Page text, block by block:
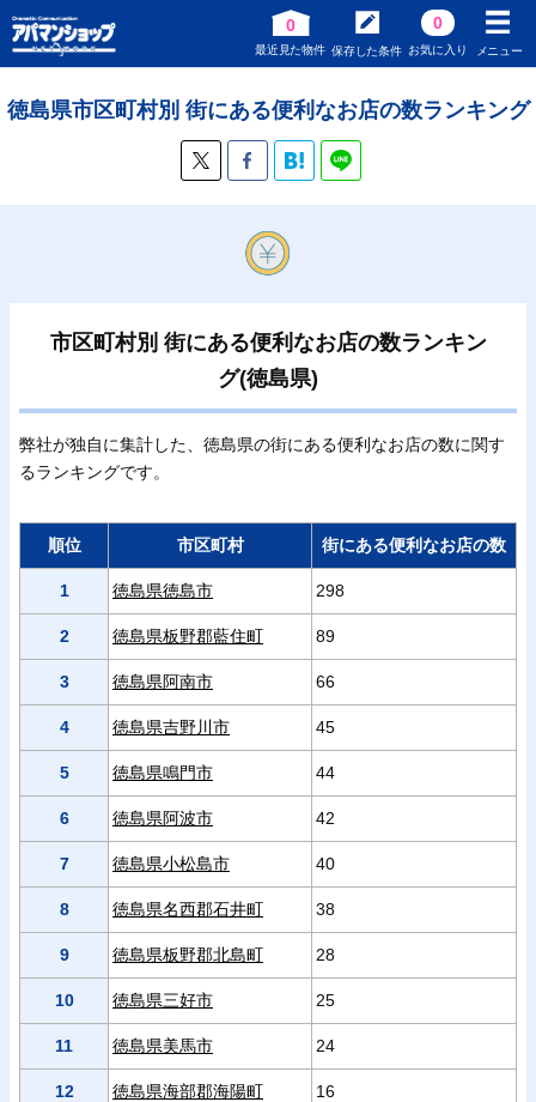
0
最近見た物件 保存した条件
0
お気に入り メニュー
徳島県市区町村別 街にある便利なお店の数ランキング
市区町村別 街にある便利なお店の数ランキン
グ(徳島県)
弊社が独自に集計した、徳島県の街にある便利なお店の数に関す
るランキングです。
順位 市区町村 街にある便利なお店の数
1 徳島県徳島市 298
2 徳島県板野郡藍住町 89
3 徳島県阿南市 66
4 徳島県吉野川市 45
5 徳島県鳴門市 44
6 徳島県阿波市 42
7 徳島県小松島市 40
8 徳島県名西郡石井町 38
9 徳島県板野郡北島町 28
10 徳島県三好市 25
11 徳島県美馬市 24
12 徳島県海部郡海陽町 16